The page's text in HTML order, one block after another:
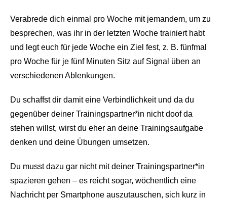
Verabrede dich einmal pro Woche mit jemandem, um zu
besprechen, was ihr in der letzten Woche trainiert habt
und legt euch für jede Woche ein Ziel fest, z. B. fünfmal
pro Woche für je fünf Minuten Sitz auf Signal üben an
verschiedenen Ablenkungen.
Du schaffst dir damit eine Verbindlichkeit und da du
gegenüber deiner Trainingspartner*in nicht doof da
stehen willst, wirst du eher an deine Trainingsaufgabe
denken und deine Übungen umsetzen.
Du musst dazu gar nicht mit deiner Trainingspartner*in
spazieren gehen – es reicht sogar, wöchentlich eine
Nachricht per Smartphone auszutauschen, sich kurz in